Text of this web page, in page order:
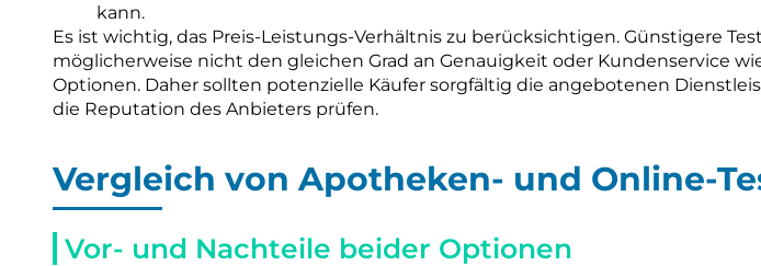
kann.
Es ist wichtig, das Preis-Leistungs-Verhältnis zu berücksichtigen. Günstigere
möglicherweise nicht den gleichen Grad an Genauigkeit oder Kundenservice
Optionen. Daher sollten potenzielle Käufer sorgfältig die angebotenen
die Reputation des Anbieters prüfen.
Vergleich von Apotheken- und Online-
Vor- und Nachteile beider Optionen